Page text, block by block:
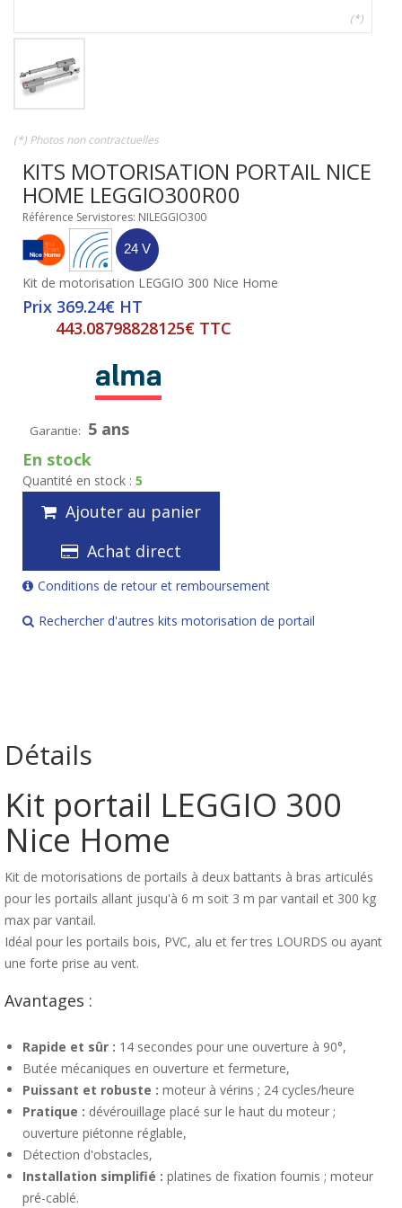
(*)
(*) Photos non contractuelles
KITS MOTORISATION PORTAIL NICE
HOME LEGGIO300R00
Référence Servistores: NILEGGIO300
Kit de motorisation LEGGIO 300 Nice Home
Prix 369.24€ HT
443.08798828125€ TTC
Garantie: 5 ans
En stock
Quantité en stock : 5
Ajouter au panier
Achat direct
Conditions de retour et remboursement
Rechercher d'autres kits motorisation de portail
Détails
Kit portail LEGGIO 300
Nice Home
Kit de motorisations de portails à deux battants à bras articulés
pour les portails allant jusqu'à 6 m soit 3 m par vantail et 300 kg
max par vantail.
Idéal pour les portails bois, PVC, alu et fer tres LOURDS ou ayant
une forte prise au vent.
Avantages :
Rapide et sûr : 14 secondes pour une ouverture à 90°,
Butée mécaniques en ouverture et fermeture,
Puissant et robuste : moteur à vérins ; 24 cycles/heure
Pratique : dévérouillage placé sur le haut du moteur ;
ouverture piétonne réglable,
Détection d'obstacles,
Installation simplifié : platines de fixation fournis ; moteur
pré-cablé.